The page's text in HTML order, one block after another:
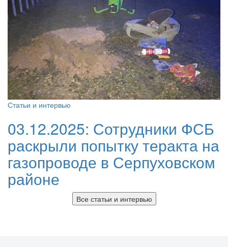
Статьи и интервью
03.12.2025: Сотрудники ФСБ
раскрыли попытку теракта на
газопроводе в Серпуховском
районе
Все статьи и интервью